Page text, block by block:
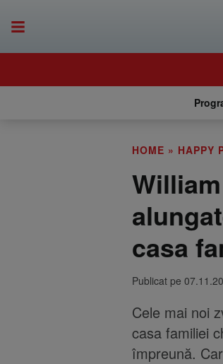
HOME » HAPPY
casa
Publicat pe
Cele mai noi
casa familiei
împreună.